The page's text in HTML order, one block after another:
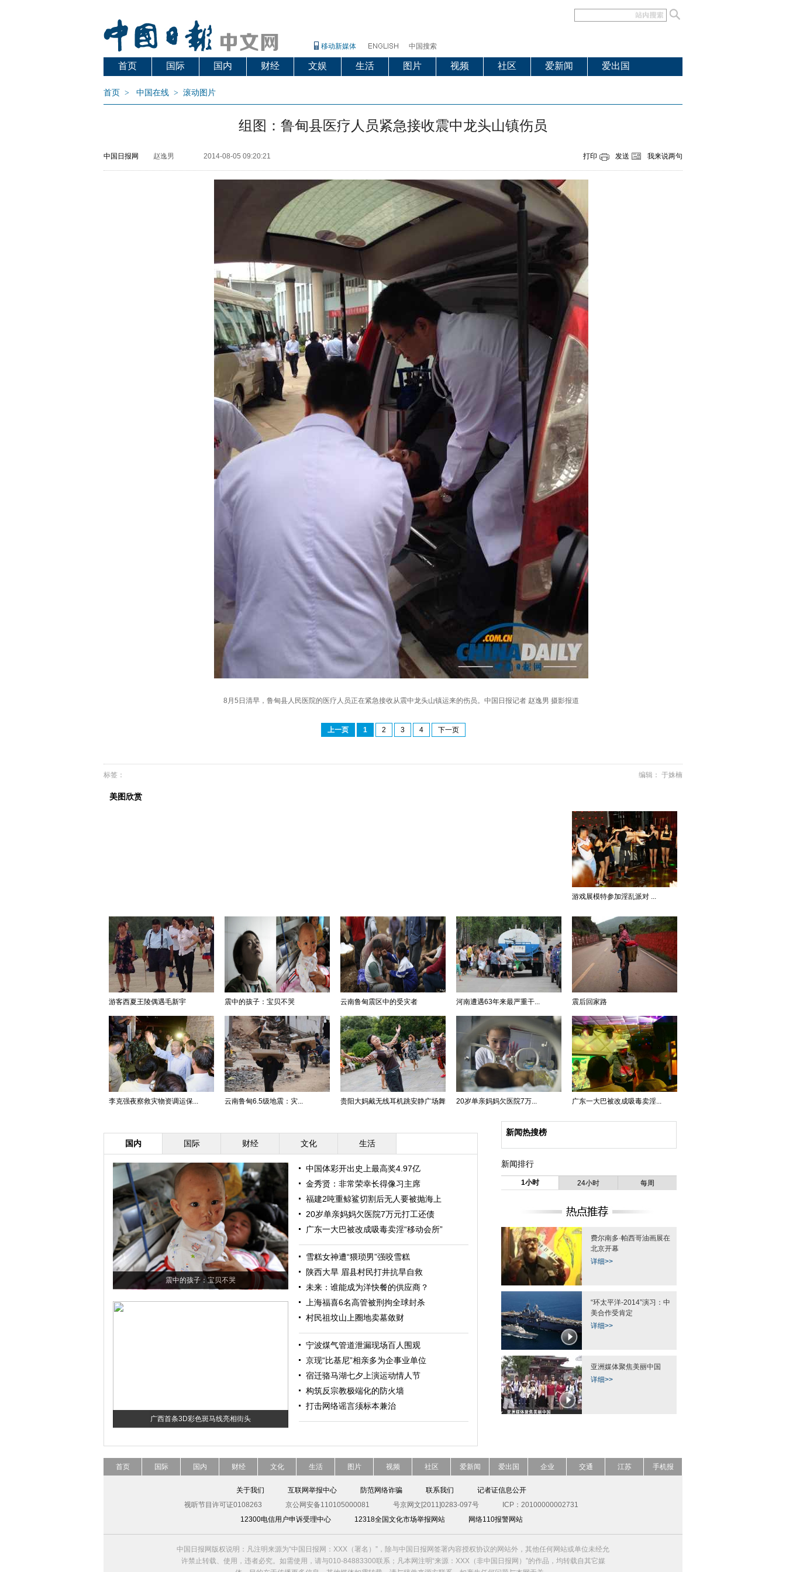
移动新媒体 中国搜索
首页 国际 国内 财经 文娱 生活 图片 视频 社区 爱新闻 爱出国
首页 > 中国在线 > 滚动图片
组图：鲁甸县医疗人员紧急接收震中龙头山镇伤员
中国日报网 赵逸男 2014-08-05 09:20:21 打印 发送 我来说两句
8月5日清早，鲁甸县人民医院的医疗人员正在紧急接收从震中龙头山镇运来的伤员。中国日报记者 赵逸男 摄影报道
上一页 1 2 3 4 下一页
编辑： 于姝楠
标签：
美图欣赏
游戏展模特参加淫乱派对 ...
游客西夏王陵偶遇毛新宇 震中的孩子：宝贝不哭 云南鲁甸震区中的受灾者 河南遭遇63年来最严重干... 震后回家路
李克强夜察救灾物资调运保... 云南鲁甸6.5级地震：灾... 贵阳大妈戴无线耳机跳安静广场舞 20岁单亲妈妈欠医院7万... 广东一大巴被改成吸毒卖淫...
国内 国际 财经 文化 生活
震中的孩子：宝贝不哭
广西首条3D彩色斑马线亮相街头
中国体彩开出史上最高奖4.97亿
金秀贤：非常荣幸长得像习主席
福建2吨重鲸鲨切割后无人要被抛海上
20岁单亲妈妈欠医院7万元打工还债
广东一大巴被改成吸毒卖淫“移动会所”
雪糕女神遭“猥琐男”强咬雪糕
陕西大旱 眉县村民打井抗旱自救
未来：谁能成为洋快餐的供应商？
上海福喜6名高管被刑拘全球封杀
村民祖坟山上圈地卖墓敛财
宁波煤气管道泄漏现场百人围观
京现“比基尼”相亲多为企事业单位
宿迁骆马湖七夕上演运动情人节
构筑反宗教极端化的防火墙
打击网络谣言须标本兼治
新闻热搜榜
新闻排行
1小时 24小时 每周
费尔南多·帕西哥油画展在
北京开幕
详细>>
“环太平洋-2014”演习：中
美合作受肯定
详细>>
亚洲媒体聚焦美丽中国
详细>>
首页 国际 国内 财经 文化 生活 图片 视频 社区 爱新闻 爱出国 企业 交通 江苏 手机报
关于我们 互联网举报中心 防范网络诈骗 联系我们
记者证信息公开
视听节目许可证0108263
京公网安备110105000081 号京网文[2011]0283-097号
ICP：20100000002731
12300电信用户申诉受理中心
12318全国文化市场举报网站 网络110报警网站
中国日报网版权说明：凡注明来源为“中国日报网：XXX（署名）”，除与中国日报网签署内容授权协议的网站外，其他任何网站或单位未经允
许禁止转载、使用，违者必究。如需使用，请与010-84883300联系；凡本网注明“来源：XXX（非中国日报网）”的作品，均转载自其它媒